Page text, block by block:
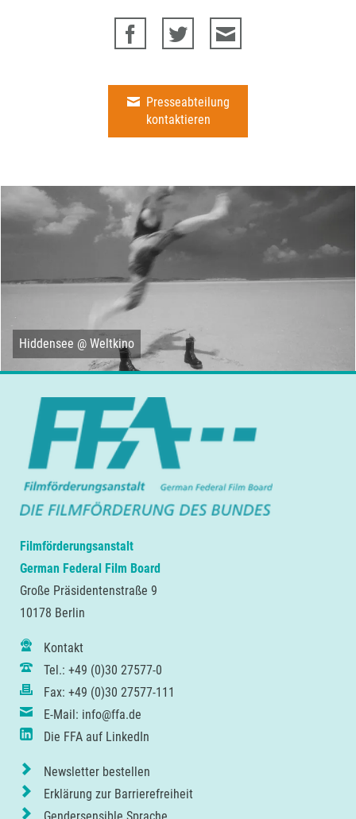
Presseabteilung
kontaktieren
Hiddensee @ Weltkino
Filmförderungsanstalt
German Federal Film Board
Große Präsidentenstraße 9
10178 Berlin
Kontakt
Tel.: +49 (0)30 27577-0
Fax: +49 (0)30 27577-111
E-Mail: info@ffa.de
Die FFA auf LinkedIn
Newsletter bestellen
Erklärung zur Barrierefreiheit